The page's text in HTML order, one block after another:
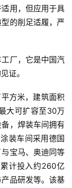
用，但应用于具
的削足适履，严
厂，它是中国汽
证。
方米，建筑面积
大可扩容至30万
，焊装车间拥有
装车间采用德国
宝马、奥迪同等
计投入约260亿
品研发等。该基